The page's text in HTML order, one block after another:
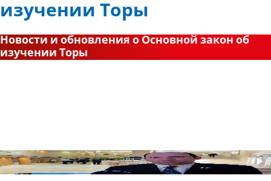
изучении Торы
Новости и обновления о Основной закон об
изучении Торы